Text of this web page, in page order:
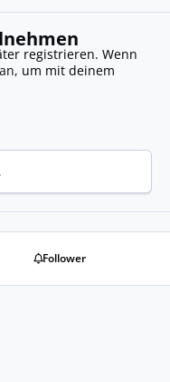
registrieren. Wenn
, um mit deinem
Follower